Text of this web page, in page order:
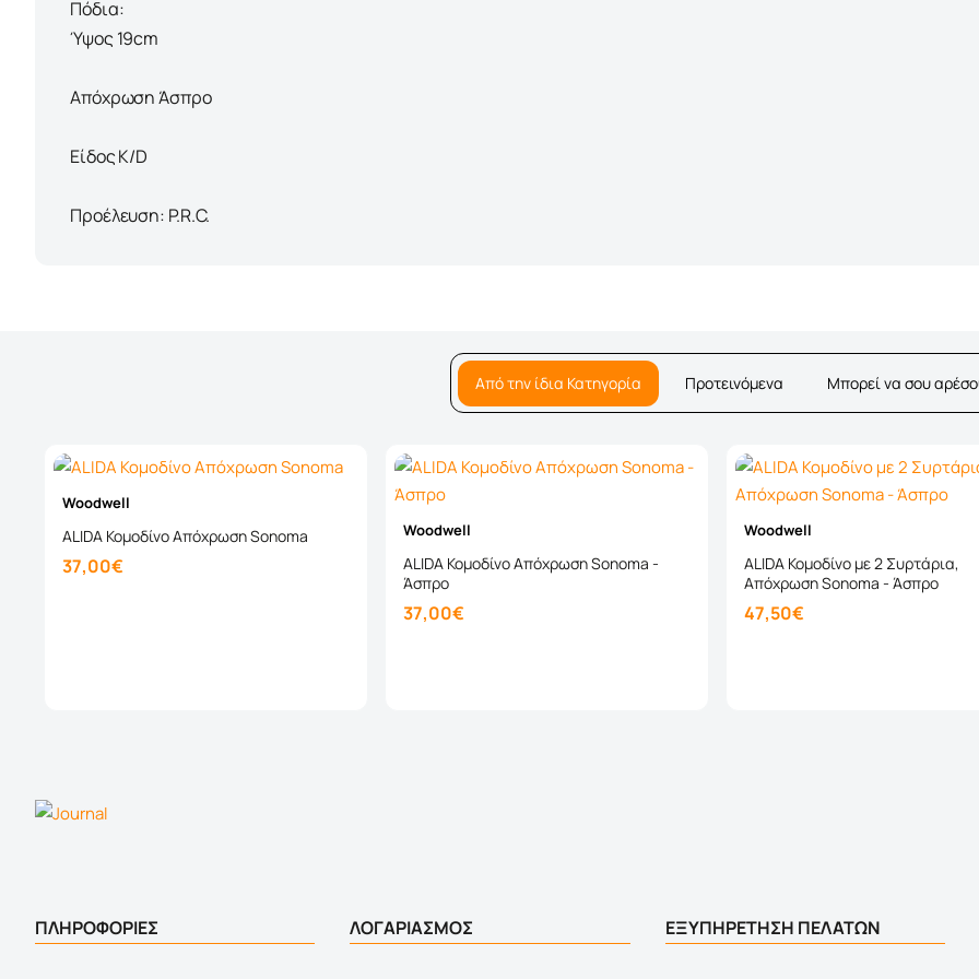
Πόδια:
Ύψος 19cm
Απόχρωση Άσπρο
Είδος K/D
Προέλευση: P.R.C.
Από την ίδια Κατηγορία Προτεινόμενα Μπορεί να σου
Woodwell
ALIDA Κομοδίνο Απόχρωση Sonoma
37,00€
Woodwell
ALIDA Κομοδίνο Απόχρωση Sonoma -
Άσπρο
37,00€
Woodwell
ALIDA Κομοδίνο με 2 Συρτάρια,
Απόχρωση Sonoma - Άσπρο
47,50€
ΠΛΗΡΟΦΟΡΙΕΣ ΛΟΓΑΡΙΑΣΜΟΣ ΕΞΥΠΗΡΕΤΗΣΗ ΠΕΛΑΤΩΝ